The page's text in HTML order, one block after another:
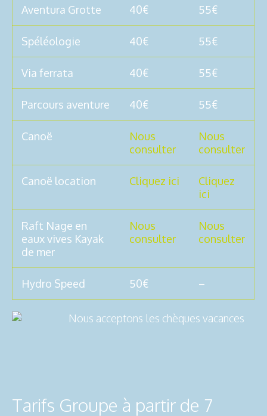
Aventura Grotte 40€ 55€
Spéléologie 40€ 55€
Via ferrata 40€ 55€
Parcours aventure 40€ 55€
Canoë
Nous
consulter
Nous
consulter
Canoë location Cliquez ici
Cliquez
ici
Raft Nage en
eaux vives Kayak
de mer
Nous
consulter
Nous
consulter
Hydro Speed 50€ –
Nous acceptons les chèques vacances
Tarifs Groupe à partir de 7